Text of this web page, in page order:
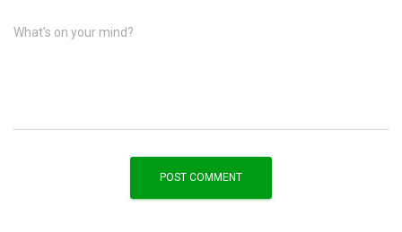
What's on your mind?